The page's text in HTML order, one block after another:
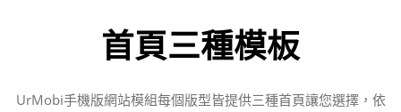
首頁三種模板
UrMobi手機版網站模組每個版型皆提供三種首頁讓您選擇，依